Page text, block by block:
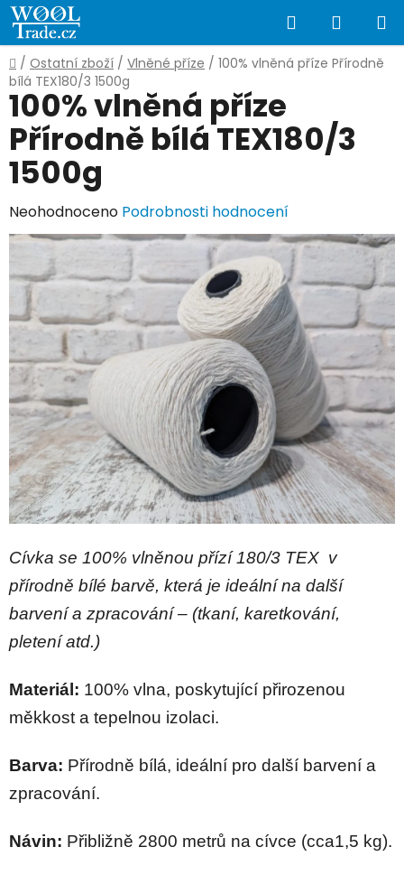
Přejít
na
obsah
Hledat
KOŠÍK
Domů
/ Ostatní zboží / Vlněné příze / 100% vlněná příze Přírodně
bílá TEX180/3 1500g
Cívka se 100% vlněnou přízí 180/3 TEX v
přírodně bílé barvě, která je ideální na další
barvení a zpracování – (tkaní, karetkování,
pletení atd.)
Materiál: 100% vlna, poskytující přirozenou
měkkost a tepelnou izolaci.
Barva: Přírodně bílá, ideální pro další barvení a
zpracování.
Návin: Přibližně 2800 metrů na cívce (cca1,5 kg).
100% vlněná příze
Přírodně bílá TEX180/3
1500g
Průměrné
hodnocení
produktu
je
0,0
z
5
hvězdiček.
Neohodnoceno Podrobnosti hodnocení